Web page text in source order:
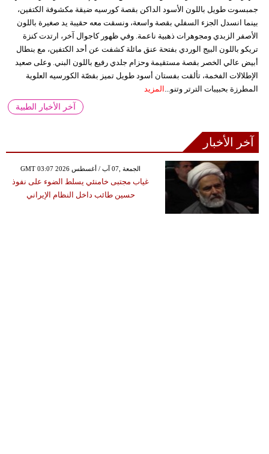
جمبسوت طويل باللون الأسود الداكن بقصة كورسيه ضيقة مكشوفة الكتفين،
بينما انسدل الجزء السفلي بقصة واسعة، ونسقت معه حقيبة يد صغيرة باللون
الأصفر الزبدي ومجوهرات ذهبية ناعمة. وفي ظهور كاجوال آخر، ارتدت كنزة
تريكو باللون البيج الوردي بفتحة عنق مائلة كشفت عن أحد الكتفين، مع بنطال
أبيض عالي الخصر بقصة مستقيمة وحزام جلدي رفيع باللون البني. وعلى صعيد
الإطلالات الفخمة، تألقت بفستان أسود طويل تميز بقصّة الكورسيه العلوية
المطرزة بحبيبات الترتر وتنو... المزيد
آخر الأخبار الطبية
آخر الأخبار
GMT 03:07 2026 الجمعة ,07 آب / أغسطس
غياب مجتبى خامنئي يسلط الضوء على نفوذ
حسين طائب داخل النظام الإيراني